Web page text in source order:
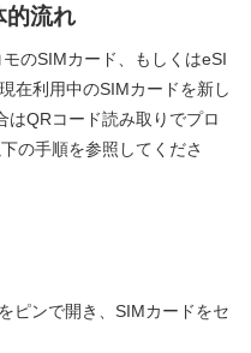
的流れ
のSIMカード、もしくはeSI
在利用中のSIMカードを新し
はQRコード読み取りでプロ
の手順を参照してくださ
ピンで開き、SIMカードをセ